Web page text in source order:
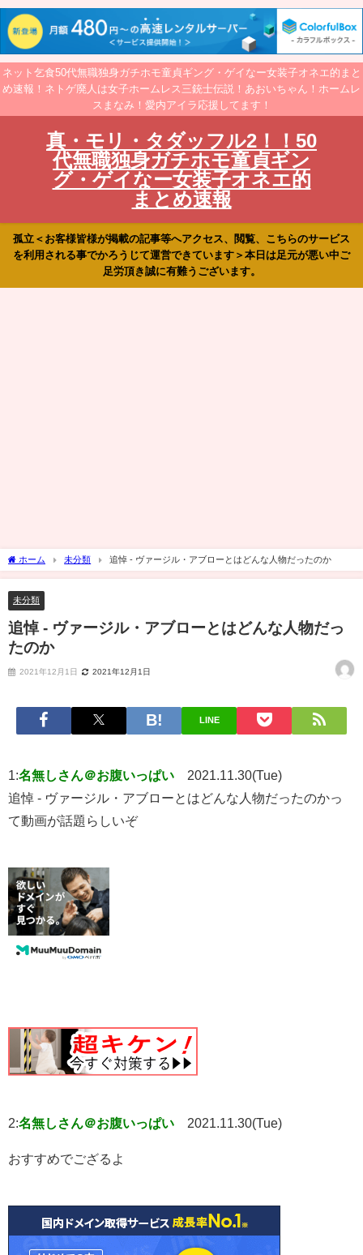
ネット乞食50代無職独身ガチホモ童貞ギング・ゲイなー女装子オネエ的まと
め速報！ネトゲ廃人は女子ホームレス三銃士伝説！あおいちゃん！ホームレ
スまなみ！愛内アイラ応援してます！
真・モリ・タダッフル2！！50
代無職独身ガチホモ童貞ギン
グ・ゲイなー女装子オネエ的
まとめ速報
孤立＜お客様皆様が掲載の記事等へアクセス、閲覧、こちらのサービス
を利用される事でかろうじて運営できています＞本日は足元が悪い中ご
足労頂き誠に有難うございます。
ホーム 未分類 追悼 - ヴァージル・アブローとはどんな人物だったのか
未分類
追悼 - ヴァージル・アブローとはどんな人物だっ
たのか
2021年12月1日 2021年12月1日
LINE
1:名無しさん＠お腹いっぱい
2021.11.30(Tue)
追悼 - ヴァージル・アブローとはどんな人物だったのかっ
て動画が話題らしいぞ
2:名無しさん＠お腹いっぱい 2021.11.30(Tue)
おすすめでござるよ